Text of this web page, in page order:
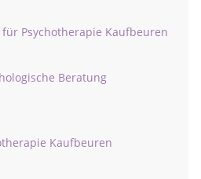
Psychotherapie Kaufbeuren
Beratung
Kaufbeuren